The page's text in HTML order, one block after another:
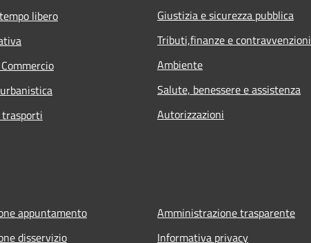
libero
Giustizia e sicurezza pubblica
Tributi,finanze e contravvenzioni
Ambiente
Salute, benessere e assistenza
Autorizzazioni
appuntamento
disservizio
Amministrazione trasparente
Informativa privacy